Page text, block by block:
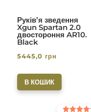
Руків’я зведення
Xgun Spartan 2.0
двостороння AR10.
Black
5445,0 грн
В КОШИК